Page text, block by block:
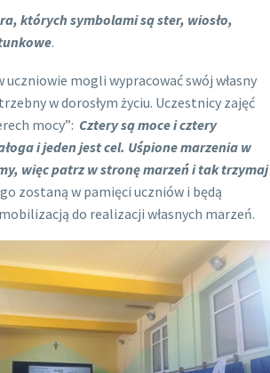
których symbolami są ster, wiosło,
.
mogli wypracować swój własny
w dorosłym życiu. Uczestnicy zajęć
mocy”: Cztery są moce i cztery
i jeden jest cel. Uśpione marzenia w
więc patrz w stronę marzeń i tak trzymaj
zostaną w pamięci uczniów i będą
do realizacji własnych marzeń.